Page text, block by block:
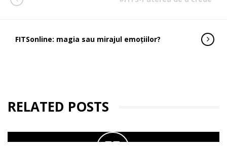
FITSonline: magia sau mirajul emoțiilor?
RELATED POSTS